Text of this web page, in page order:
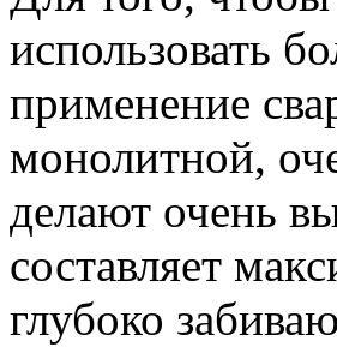
использовать
применение
монолитной,
делают очень
составляет
глубоко